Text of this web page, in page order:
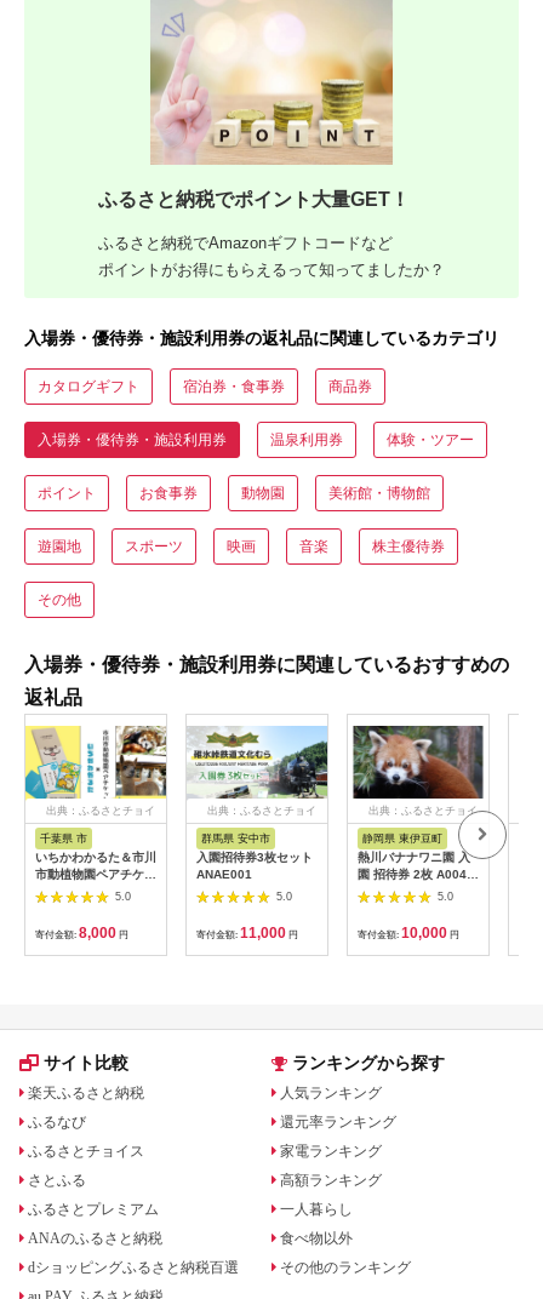
ふるさと納税でポイント大量GET！
ふるさと納税でAmazonギフトコードなど
ポイントがお得にもらえるって知ってましたか？
入場券・優待券・施設利用券の返礼品に関連しているカテゴリ
カタログギフト 宿泊券・食事券 商品券
入場券・優待券・施設利用券 温泉利用券 体験・ツアー
ポイント お食事券 動物園 美術館・博物館
遊園地 スポーツ 映画 音楽 株主優待券
その他
入場券・優待券・施設利用券に関連しているおすすめの
返礼品
出典：ふるさとチョイ
千葉県 市
いちかわかるた＆市川
市動植物園ペアチケッ
ト 【12203-0196】
5.0
寄付金額: 8,000 円
出典：ふるさとチョイ
群馬県 安中市
入園招待券3枚セット
ANAE001
5.0
寄付金額: 11,000 円
出典：ふるさとチョイ
静岡県 東伊豆町
熱川バナナワニ園 入
園 招待券 2枚 A004
／ 熱帯 動植物園 チケ
ット 静岡県 東伊豆町
5.0
寄付金額: 10,000 円
サイト比較
楽天ふるさと納税
ふるなび
ふるさとチョイス
さとふる
ふるさとプレミアム
ANAのふるさと納税
dショッピングふるさと納税百選
ランキングから探す
人気ランキング
還元率ランキング
家電ランキング
高額ランキング
一人暮らし
食べ物以外
その他のランキング